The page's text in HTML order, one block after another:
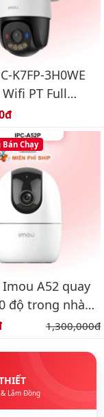
K7FP-3H0WE
PT Full
trời 3.0MP
Bán Chạy
Imou A52 quay
độ trong nhà
Giá gốc:
1,300,000đ
Lâm Đồng